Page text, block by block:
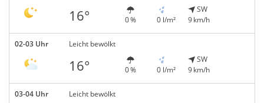
16° 0 % 0 l/m²
SW
9 km/h
02-03 Uhr Leicht bewölkt
16° 0 % 0 l/m²
SW
9 km/h
03-04 Uhr Leicht bewölkt